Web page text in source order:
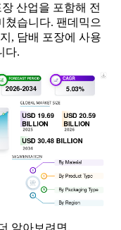
산업을 포함해 전
쳤습니다. 팬데믹으
, 담배 포장에 사용
다.